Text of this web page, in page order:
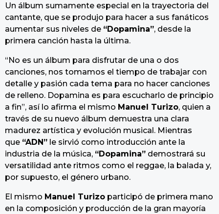
Un álbum sumamente especial en la trayectoria del
cantante, que se produjo para hacer a sus fanáticos
aumentar sus niveles de “Dopamina”, desde la
primera canción hasta la última.
“No es un álbum para disfrutar de una o dos
canciones, nos tomamos el tiempo de trabajar con
detalle y pasión cada tema para no hacer canciones
de relleno. Dopamina es para escucharlo de principio
a fin”, así lo afirma el mismo Manuel Turizo, quien a
través de su nuevo álbum demuestra una clara
madurez artística y evolución musical. Mientras
que “ADN” le sirvió como introducción ante la
industria de la música, “Dopamina” demostrará su
versatilidad ante ritmos como el reggae, la balada y,
por supuesto, el género urbano.
El mismo Manuel Turizo participó de primera mano
en la composición y producción de la gran mayoría